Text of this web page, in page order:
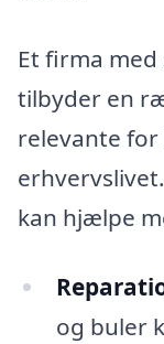
Et firma
tilbyder en
relevante
kan hjælpe
og buler